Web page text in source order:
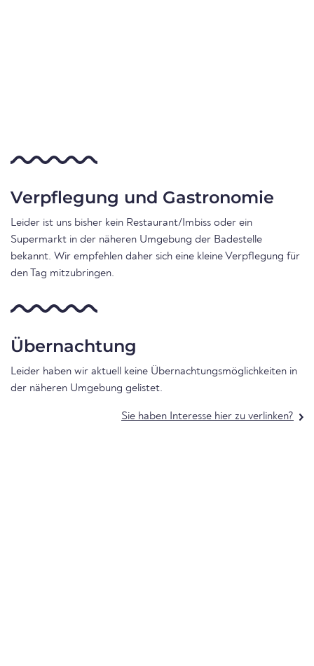
Verpflegung und Gastronomie
Leider ist uns bisher kein Restaurant/Imbiss oder ein
Supermarkt in der näheren Umgebung der Badestelle
bekannt. Wir empfehlen daher sich eine kleine Verpflegung für
den Tag mitzubringen.
Übernachtung
Leider haben wir aktuell keine Übernachtungsmöglichkeiten in
der näheren Umgebung gelistet.
Sie haben Interesse hier zu verlinken?